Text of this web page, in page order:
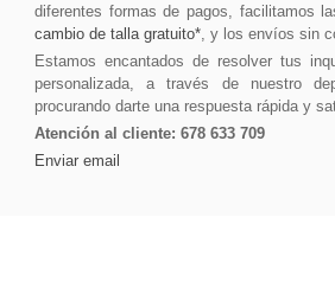
diferentes formas de pagos, facilitamos
cambio de talla gratuito*, y los envíos sin
Estamos encantados de resolver tus
personalizada, a través de nuestro
procurando darte una respuesta rápida y
Atención al cliente: 678 633 709
Enviar email